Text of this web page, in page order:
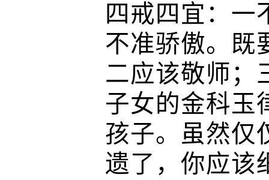
四戒四宜：一
不准骄傲。既
二应该敬师；
子女的金科玉
孩子。虽然仅
遗了，你应该